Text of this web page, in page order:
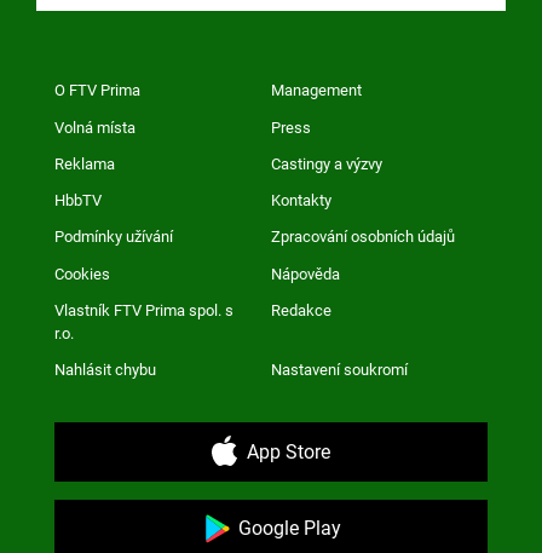
O FTV Prima Management
Volná místa Press
Reklama Castingy a výzvy
HbbTV Kontakty
Podmínky užívání Zpracování osobních údajů
Cookies Nápověda
Vlastník FTV Prima spol. s
r.o.
Redakce
Nahlásit chybu Nastavení soukromí
App Store
Google Play